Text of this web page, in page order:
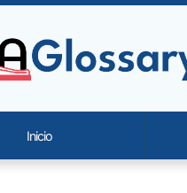
and related
Inicio